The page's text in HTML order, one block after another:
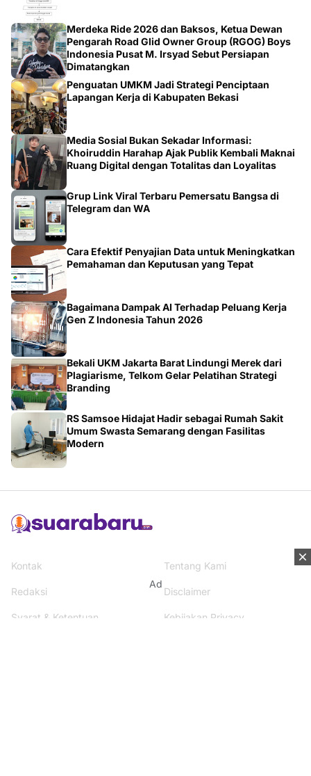
Merdeka Ride 2026 dan Baksos, Ketua Dewan
Pengarah Road Glid Owner Group (RGOG) Boys
Indonesia Pusat M. Irsyad Sebut Persiapan
Dimatangkan
Penguatan UMKM Jadi Strategi Penciptaan
Lapangan Kerja di Kabupaten Bekasi
Media Sosial Bukan Sekadar Informasi:
Khoiruddin Harahap Ajak Publik Kembali Maknai
Ruang Digital dengan Totalitas dan Loyalitas
Grup Link Viral Terbaru Pemersatu Bangsa di
Telegram dan WA
Cara Efektif Penyajian Data untuk Meningkatkan
Pemahaman dan Keputusan yang Tepat
Bagaimana Dampak AI Terhadap Peluang Kerja
Gen Z Indonesia Tahun 2026
Bekali UKM Jakarta Barat Lindungi Merek dari
Plagiarisme, Telkom Gelar Pelatihan Strategi
Branding
RS Samsoe Hidajat Hadir sebagai Rumah Sakit
Umum Swasta Semarang dengan Fasilitas
Modern
Ad
Kontak Tentang Kami
Redaksi Disclaimer
Syarat & Ketentuan Kebijakan Privacy